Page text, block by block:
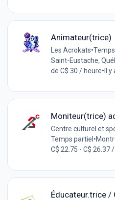
Animateur(trice)
Les Acrokats•
Saint-Eustache,
de C$ 30 / heure•Il y
Moniteur(trice)
Centre culturel et
Temps partiel •
C$ 22.75 - C$ 26.37
Éducateur.trice /